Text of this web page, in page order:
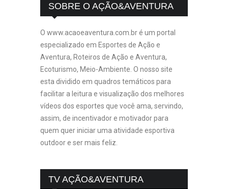
SOBRE O AÇÃO&AVENTURA
O www.acaoeaventura.com.br é um portal
especializado em Esportes de Ação e
Aventura, Roteiros de Ação e Aventura,
Ecoturismo, Meio-Ambiente. O nosso site
esta dividido em quadros temáticos para
facilitar a leitura e visualização dos melhores
vídeos dos esportes que você ama, servindo,
assim, de incentivador e motivador para
quem quer iniciar uma atividade esportiva
outdoor e ser mais feliz.
TV AÇÃO&AVENTURA